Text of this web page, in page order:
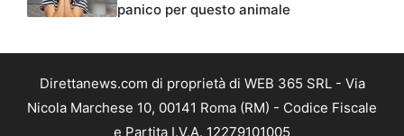
panico per questo animale
Direttanews.com di proprietà di WEB 365 SRL - Via
Nicola Marchese 10, 00141 Roma (RM) - Codice Fiscale
e Partita I.V.A. 12279101005